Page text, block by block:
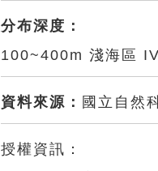
分布深度：
100~400m 淺海區 IV
資料來源： 國立自然
授權資訊：